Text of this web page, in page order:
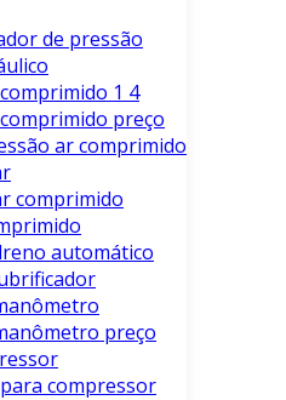
de pressão
1 4
preço
ar comprimido
comprimido
automático
preço
compressor